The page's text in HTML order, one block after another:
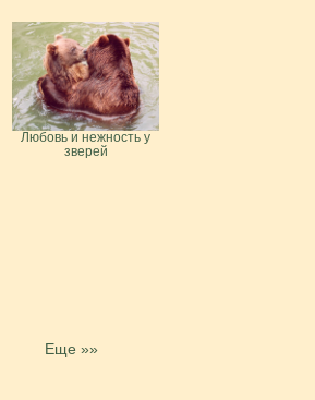
Любовь и нежность у
зверей
Еще »»